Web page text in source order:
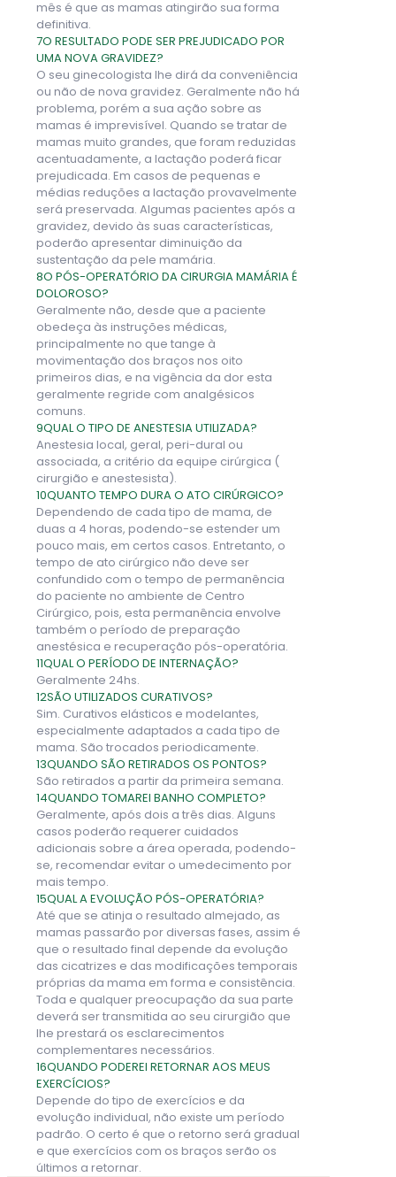
mês é que as mamas atingirão sua forma
definitiva.
7O RESULTADO PODE SER PREJUDICADO POR
UMA NOVA GRAVIDEZ?
O seu ginecologista lhe dirá da conveniência
ou não de nova gravidez. Geralmente não há
problema, porém a sua ação sobre as
mamas é imprevisível. Quando se tratar de
mamas muito grandes, que foram reduzidas
acentuadamente, a lactação poderá ficar
prejudicada. Em casos de pequenas e
médias reduções a lactação provavelmente
será preservada. Algumas pacientes após a
gravidez, devido às suas características,
poderão apresentar diminuição da
sustentação da pele mamária.
8O PÓS-OPERATÓRIO DA CIRURGIA MAMÁRIA É
DOLOROSO?
Geralmente não, desde que a paciente
obedeça às instruções médicas,
principalmente no que tange à
movimentação dos braços nos oito
primeiros dias, e na vigência da dor esta
geralmente regride com analgésicos
comuns.
9QUAL O TIPO DE ANESTESIA UTILIZADA?
Anestesia local, geral, peri-dural ou
associada, a critério da equipe cirúrgica (
cirurgião e anestesista).
10QUANTO TEMPO DURA O ATO CIRÚRGICO?
Dependendo de cada tipo de mama, de
duas a 4 horas, podendo-se estender um
pouco mais, em certos casos. Entretanto, o
tempo de ato cirúrgico não deve ser
confundido com o tempo de permanência
do paciente no ambiente de Centro
Cirúrgico, pois, esta permanência envolve
também o período de preparação
anestésica e recuperação pós-operatória.
11QUAL O PERÍODO DE INTERNAÇÃO?
Geralmente 24hs.
12SÃO UTILIZADOS CURATIVOS?
Sim. Curativos elásticos e modelantes,
especialmente adaptados a cada tipo de
mama. São trocados periodicamente.
13QUANDO SÃO RETIRADOS OS PONTOS?
São retirados a partir da primeira semana.
14QUANDO TOMAREI BANHO COMPLETO?
Geralmente, após dois a três dias. Alguns
casos poderão requerer cuidados
adicionais sobre a área operada, podendo-
se, recomendar evitar o umedecimento por
mais tempo.
15QUAL A EVOLUÇÃO PÓS-OPERATÓRIA?
Até que se atinja o resultado almejado, as
mamas passarão por diversas fases, assim é
que o resultado final depende da evolução
das cicatrizes e das modificações temporais
próprias da mama em forma e consistência.
Toda e qualquer preocupação da sua parte
deverá ser transmitida ao seu cirurgião que
lhe prestará os esclarecimentos
complementares necessários.
16QUANDO PODEREI RETORNAR AOS MEUS
EXERCÍCIOS?
Depende do tipo de exercícios e da
evolução individual, não existe um período
padrão. O certo é que o retorno será gradual
e que exercícios com os braços serão os
últimos a retornar.